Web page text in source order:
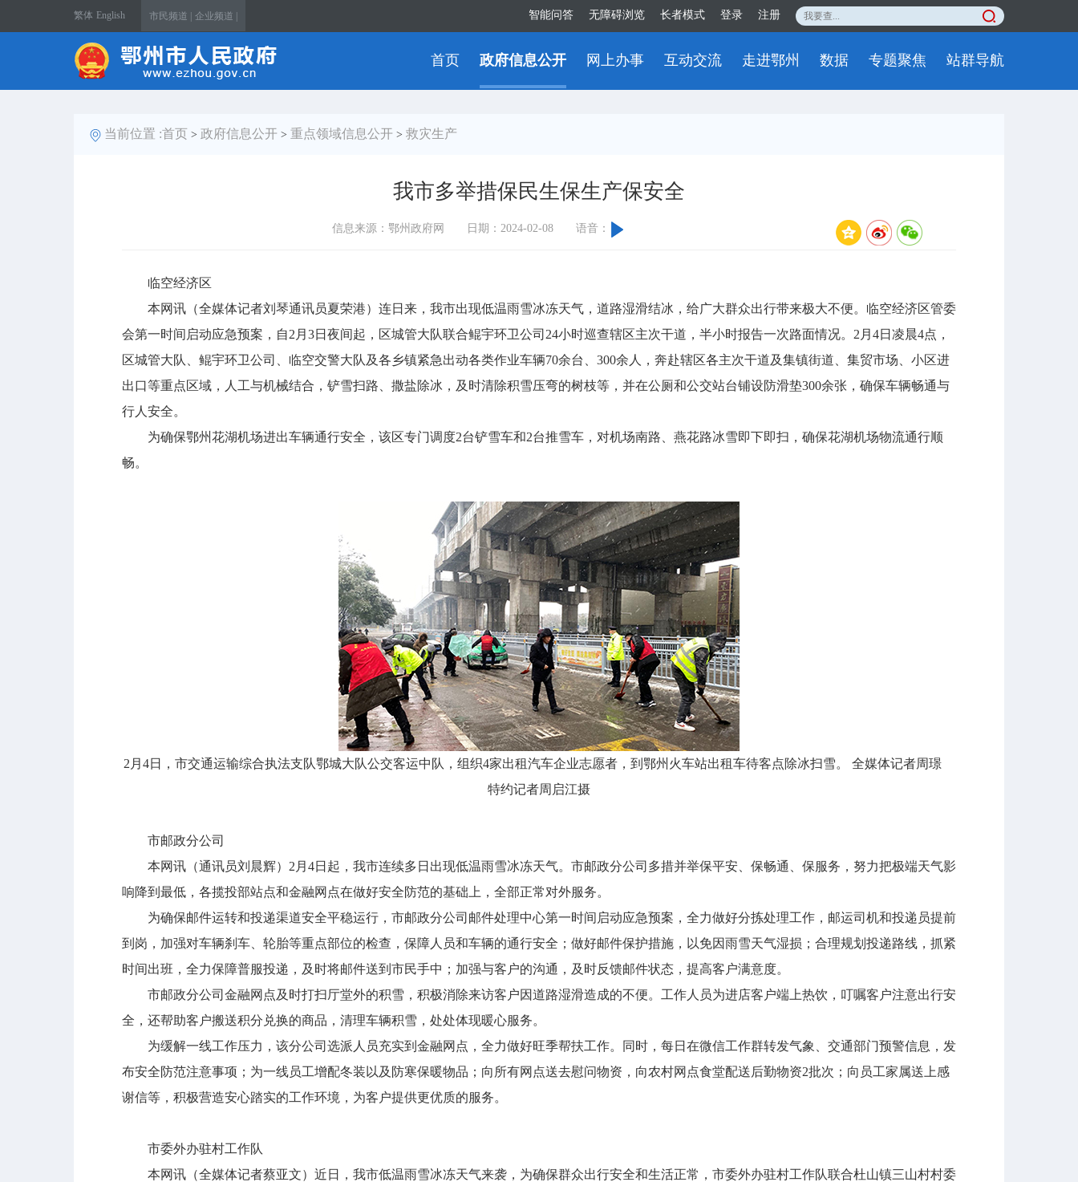
繁体 English 市民频道 | 企业频道 | 智能问答 无障碍浏览 长者模式 登录 注册
首页 政府信息公开 网上办事 互动交流 走进鄂州 数据 专题聚焦 站群导航
当前位置 :首页 > 政府信息公开 > 重点领域信息公开 > 救灾生产
我市多举措保民生保生产保安全
信息来源：鄂州政府网 日期：2024-02-08 语音：
临空经济区
本网讯（全媒体记者刘琴通讯员夏荣港）连日来，我市出现低温雨雪冰冻天气，道路湿滑结冰，给广大群众出行带来极大不便。临空经济区管委
会第一时间启动应急预案，自2月3日夜间起，区城管大队联合鲲宇环卫公司24小时巡查辖区主次干道，半小时报告一次路面情况。2月4日凌晨4点，
区城管大队、鲲宇环卫公司、临空交警大队及各乡镇紧急出动各类作业车辆70余台、300余人，奔赴辖区各主次干道及集镇街道、集贸市场、小区进
出口等重点区域，人工与机械结合，铲雪扫路、撒盐除冰，及时清除积雪压弯的树枝等，并在公厕和公交站台铺设防滑垫300余张，确保车辆畅通与
行人安全。
为确保鄂州花湖机场进出车辆通行安全，该区专门调度2台铲雪车和2台推雪车，对机场南路、燕花路冰雪即下即扫，确保花湖机场物流通行顺
畅。
2月4日，市交通运输综合执法支队鄂城大队公交客运中队，组织4家出租汽车企业志愿者，到鄂州火车站出租车待客点除冰扫雪。 全媒体记者周璟
特约记者周启江摄
市邮政分公司
本网讯（通讯员刘晨辉）2月4日起，我市连续多日出现低温雨雪冰冻天气。市邮政分公司多措并举保平安、保畅通、保服务，努力把极端天气影
响降到最低，各揽投部站点和金融网点在做好安全防范的基础上，全部正常对外服务。
为确保邮件运转和投递渠道安全平稳运行，市邮政分公司邮件处理中心第一时间启动应急预案，全力做好分拣处理工作，邮运司机和投递员提前
到岗，加强对车辆刹车、轮胎等重点部位的检查，保障人员和车辆的通行安全；做好邮件保护措施，以免因雨雪天气湿损；合理规划投递路线，抓紧
时间出班，全力保障普服投递，及时将邮件送到市民手中；加强与客户的沟通，及时反馈邮件状态，提高客户满意度。
市邮政分公司金融网点及时打扫厅堂外的积雪，积极消除来访客户因道路湿滑造成的不便。工作人员为进店客户端上热饮，叮嘱客户注意出行安
全，还帮助客户搬送积分兑换的商品，清理车辆积雪，处处体现暖心服务。
为缓解一线工作压力，该分公司选派人员充实到金融网点，全力做好旺季帮扶工作。同时，每日在微信工作群转发气象、交通部门预警信息，发
布安全防范注意事项；为一线员工增配冬装以及防寒保暖物品；向所有网点送去慰问物资，向农村网点食堂配送后勤物资2批次；向员工家属送上感
谢信等，积极营造安心踏实的工作环境，为客户提供更优质的服务。
市委外办驻村工作队
本网讯（全媒体记者蔡亚文）近日，我市低温雨雪冰冻天气来袭，为确保群众出行安全和生活正常，市委外办驻村工作队联合杜山镇三山村村委